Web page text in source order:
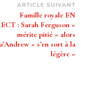
ARTICLE SUIVANT
Famille royale EN
: Sarah Ferguson «
mérite pitié » alors
« s’en sort à la
légère »